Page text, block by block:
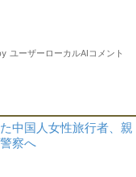
中国人女性旅行者、親
察へ